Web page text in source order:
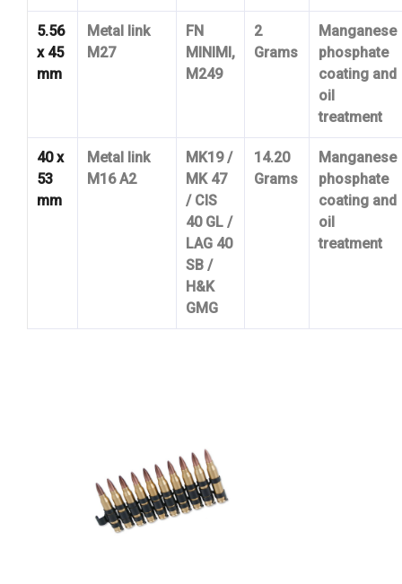
5.56
x 45
mm
Metal link
M27
FN
MINIMI,
M249
2
Grams
Manganese
phosphate
coating and
oil
treatment
40 x
53
mm
Metal link
M16 A2
MK19 /
MK 47
/ CIS
40 GL /
LAG 40
SB /
H&K
GMG
14.20
Grams
Manganese
phosphate
coating and
oil
treatment